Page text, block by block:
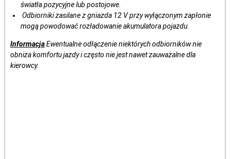
światła pozycyjne lub postojowe.
Odbiorniki zasilane z gniazda 12 V przy wyłączonym zapłonie
mogą powodować rozładowanie akumulatora pojazdu.
InformacjaEwentualne odłączenie niektórych odbiorników nie
obniża komfortu jazdy i często nie jest nawet zauważalne dla
kierowcy.